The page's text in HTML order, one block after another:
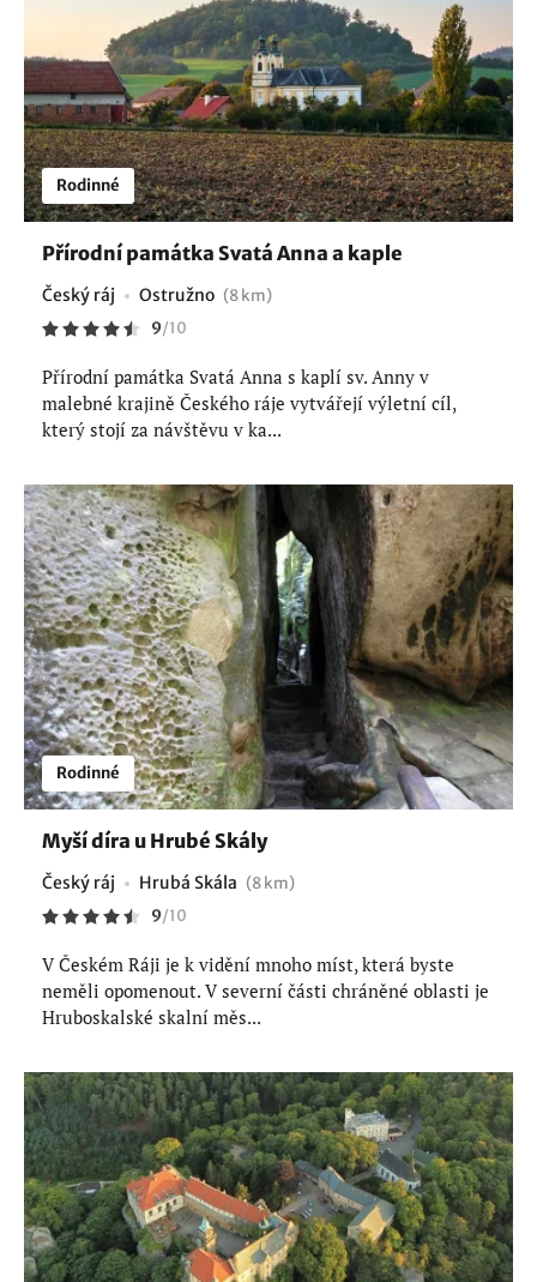
Rodinné
Přírodní památka Svatá Anna a kaple
Český ráj Ostružno (8 km)
9/10
Přírodní památka Svatá Anna s kaplí sv. Anny v
malebné krajině Českého ráje vytvářejí výletní cíl,
který stojí za návštěvu v ka...
Rodinné
Myší díra u Hrubé Skály
Český ráj Hrubá Skála (8 km)
9/10
V Českém Ráji je k vidění mnoho míst, která byste
neměli opomenout. V severní části chráněné oblasti je
Hruboskalské skalní měs...